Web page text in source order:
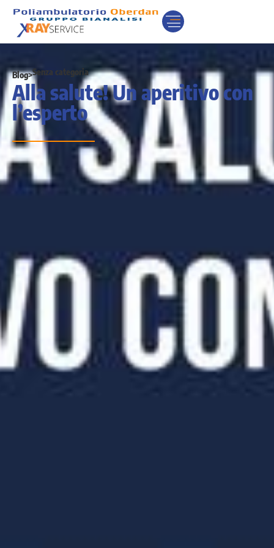
Blog>Senza categoria
Alla salute! Un aperitivo con
l’esperto